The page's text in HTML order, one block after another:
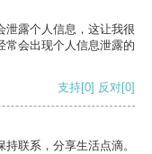
泄露个人信息，这让我很
常会出现个人信息泄露的
支持[0] 反对[0]
联系，分享生活点滴。